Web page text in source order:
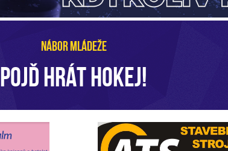
NÁBOR MLÁDEŽE
POJĎ HRÁT HOKEJ!